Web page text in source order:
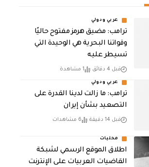
عربي ودولي
ترامب: مضيق هرمز مفتوح حاليًا
وقواتنا البحرية هي الوحيدة التي
تسيطر عليه
قبل 4 دقائق 1 مشاهدة
عربي ودولي
ترامب: ما زالت لدينا القدرة على
التصعيد بشأن إيران
قبل 14 دقيقة 6 مشاهدات
محليات
اطلاق الموقع الرسمي لشبكة
القاضيات العربيات على الإنترنت